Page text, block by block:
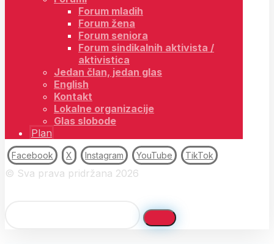
Forum mladih
Forum žena
Forum seniora
Forum sindikalnih aktivista /
aktivistica
Jedan član, jedan glas
English
Kontakt
Lokalne organizacije
Glas slobode
Plan
Facebook X Instagram YouTube TikTok
© Sva prava pridržana 2026